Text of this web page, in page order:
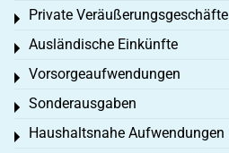
Private Veräußerungsgeschäfte
Toggle menu
Ausländische Einkünfte
Toggle menu
Vorsorgeaufwendungen
Toggle menu
Sonderausgaben
Toggle menu
Haushaltsnahe Aufwendungen
Toggle menu